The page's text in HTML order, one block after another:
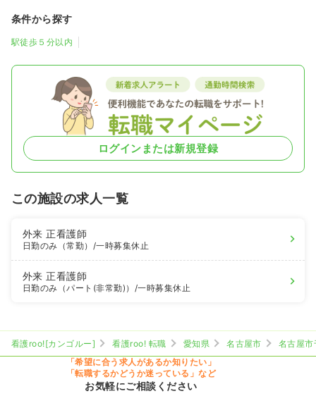
条件から探す
駅徒歩５分以内
ログインまたは新規登録
この施設の求人一覧
外来正看護師
日勤のみ（常勤） /一時募集休止
外来正看護師
日勤のみ（パート(非常勤)） /一時募集休止
看護roo![カンゴルー] 看護roo! 転職 愛知県 名古屋市
名古屋市
「希望に合う求人があるか知りたい」
「転職するかどうか迷っている」など
お気軽にご相談ください